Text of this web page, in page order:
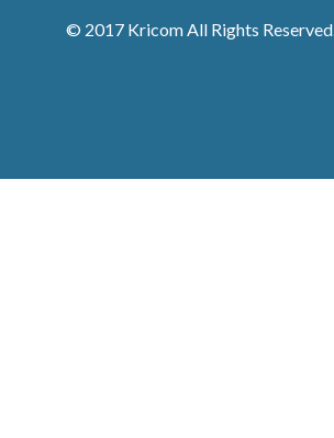
© 2017 Kricom All Rights Reserved.